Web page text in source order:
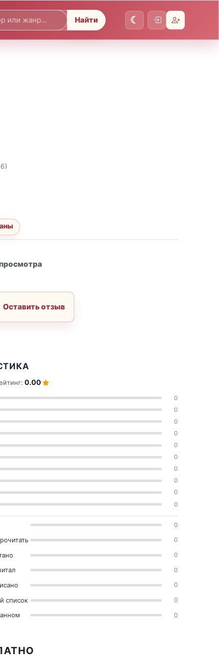
Найти
Оставить отзыв
0.00
0
0
0
0
0
0
0
0
0
0
0
0
0
0
0
список 0
0